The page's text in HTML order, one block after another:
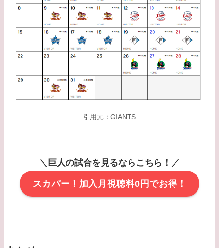
引用元：GIANTS
＼巨人の試合を見るならこちら！／
スカパー！加入月視聴料0円でお得！